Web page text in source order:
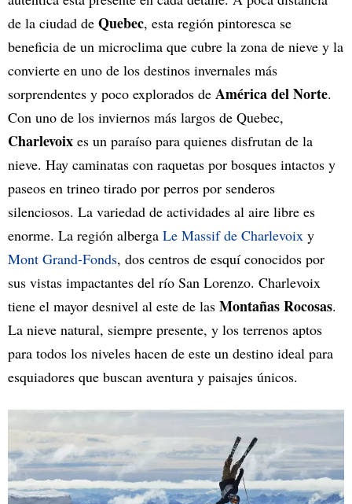
de la ciudad de Quebec, esta región pintoresca se
beneficia de un microclima que cubre la zona de nieve y la
convierte en uno de los destinos invernales más
sorprendentes y poco explorados de América del Norte.
Con uno de los inviernos más largos de Quebec,
Charlevoix es un paraíso para quienes disfrutan de la
nieve. Hay caminatas con raquetas por bosques intactos y
paseos en trineo tirado por perros por senderos
silenciosos. La variedad de actividades al aire libre es
enorme. La región alberga Le Massif de Charlevoix y
Mont Grand-Fonds, dos centros de esquí conocidos por
sus vistas impactantes del río San Lorenzo. Charlevoix
tiene el mayor desnivel al este de las Montañas Rocosas.
La nieve natural, siempre presente, y los terrenos aptos
para todos los niveles hacen de este un destino ideal para
esquiadores que buscan aventura y paisajes únicos.